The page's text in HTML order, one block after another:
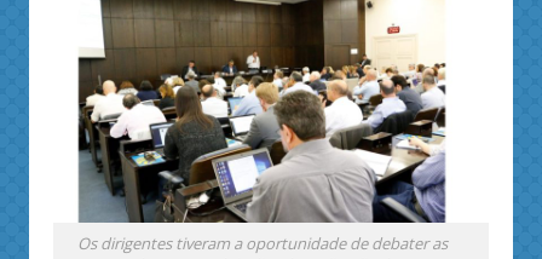
Os dirigentes tiveram a oportunidade de debater as